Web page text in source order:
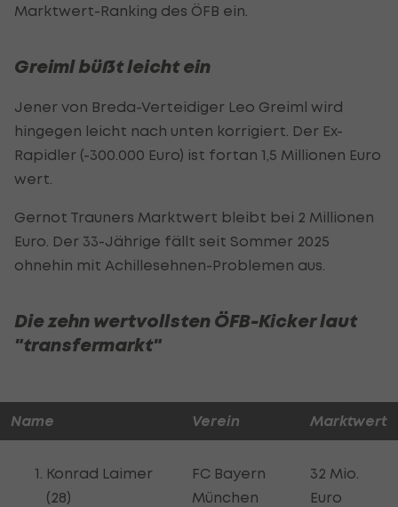
Marktwert-Ranking des ÖFB ein.
Greiml büßt leicht ein
Jener von Breda-Verteidiger Leo Greiml wird
hingegen leicht nach unten korrigiert. Der Ex-
Rapidler (-300.000 Euro) ist fortan 1,5 Millionen Euro
wert.
Gernot Trauners Marktwert bleibt bei 2 Millionen
Euro. Der 33-Jährige fällt seit Sommer 2025
ohnehin mit Achillesehnen-Problemen aus.
Die zehn wertvollsten ÖFB-Kicker laut
"transfermarkt"
Name Verein Marktwert
Konrad Laimer
(28)
FC Bayern
München
32 Mio.
Euro